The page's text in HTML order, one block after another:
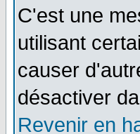
C'est une
utilisant
causer
désactiver
Revenir en